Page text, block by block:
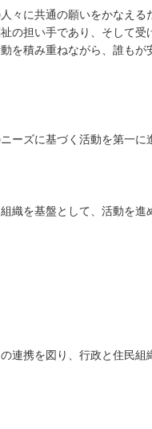
々に共通の願いをかなえ
担い手であり、そして受
を積み重ねながら、誰もが
ーズに基づく活動を第一に
織を基盤として、活動を進
連携を図り、行政と住民組